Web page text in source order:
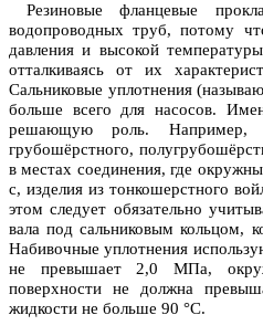
Резиновые фланцевые
водопроводных труб, потому
давления и высокой
отталкиваясь от их
Сальниковые уплотнения
больше всего для насосов.
решающую роль. Например,
грубошёрстного,
в местах соединения, где
с, изделия из тонкошерстного
этом следует обязательно
вала под сальниковым кольцом,
Набивочные уплотнения
не превышает 2,0 МПа,
поверхности не должна
жидкости не больше 90 °С.